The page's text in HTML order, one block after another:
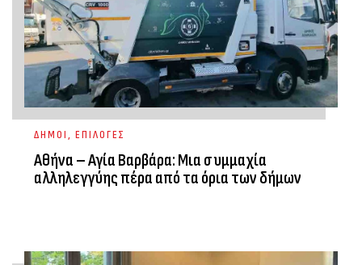
ΔΗΜΟΙ, ΕΠΙΛΟΓΕΣ
Αθήνα – Αγία Βαρβάρα: Μια συμμαχία
αλληλεγγύης πέρα από τα όρια των δήμων